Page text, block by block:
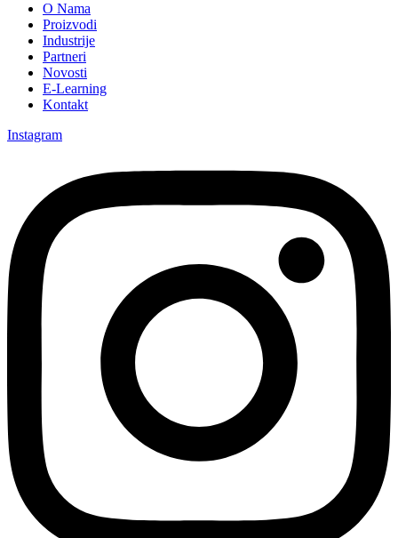
O Nama
Proizvodi
Industrije
Partneri
Novosti
E-Learning
Kontakt
Instagram